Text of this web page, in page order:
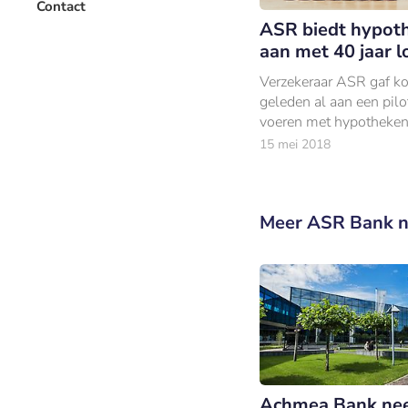
Contact
ASR biedt
aan met 40 jaar
Verzekeraar ASR gaf
geleden al aan een
voeren met
looptijd van 40 jaar en
15 mei 2018
Meer ASR Bank